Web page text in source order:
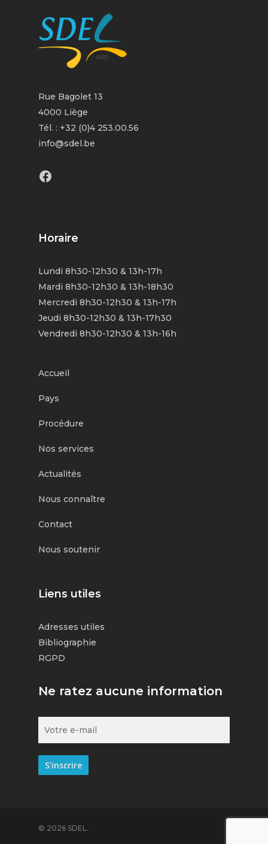
Rue Bagolet 13
4000 Liège
Tél. : +32 (0)4 253.00.56
info@sdel.be
Facebook
Horaire
Lundi 8h30-12h30 & 13h-17h
Mardi 8h30-12h30 & 13h-18h30
Mercredi 8h30-12h30 & 13h-17h
Jeudi 8h30-12h30 & 13h-17h30
Vendredi 8h30-12h30 & 13h-16h
Accueil
Pays
Procédure
Nos services
Actualités
Nous connaître
Contact
Nous soutenir
Liens utiles
Adresses utiles
Bibliographie
RGPD
Ne ratez aucune information
© 2026 SDEL.